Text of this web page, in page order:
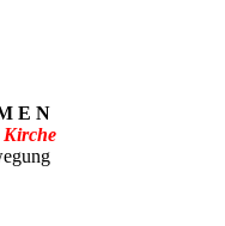
E N
Kirche